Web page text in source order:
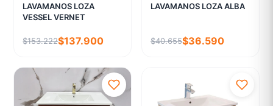
LAVAMANOS LOZA
VESSEL VERNET
$153.222$137.900
LAVAMANOS LOZA ALBA
$40.655$36.590